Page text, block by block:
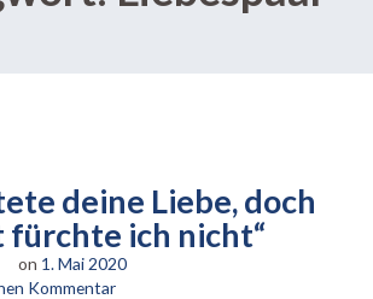
deine Liebe, doch
fürchte ich nicht“
on 1. Mai 2020
Kommentarzu